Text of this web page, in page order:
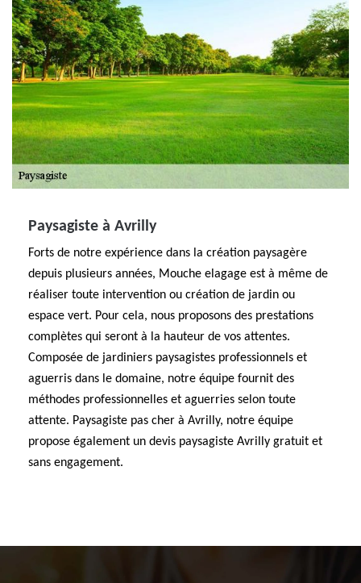
Paysagiste à Avrilly
Forts de notre expérience dans la création paysagère
depuis plusieurs années, Mouche elagage est à même de
réaliser toute intervention ou création de jardin ou
espace vert. Pour cela, nous proposons des prestations
complètes qui seront à la hauteur de vos attentes.
Composée de jardiniers paysagistes professionnels et
aguerris dans le domaine, notre équipe fournit des
méthodes professionnelles et aguerries selon toute
attente. Paysagiste pas cher à Avrilly, notre équipe
propose également un devis paysagiste Avrilly gratuit et
sans engagement.